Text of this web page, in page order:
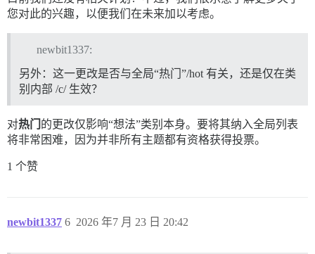
您对此的兴趣，以便我们在未来加以考虑。
newbit1337:
另外：这一更改是否与全局“热门”/hot 有关，还是仅在类
别内部 /c/ 生效？
对热门 的更改仅影响“想法”类别本身。要将其纳入全局列表
将非常困难，因为并非所有主题都有资格获得投票。
1 个赞
newbit1337 2026 年7 月 23 日 20:42
6